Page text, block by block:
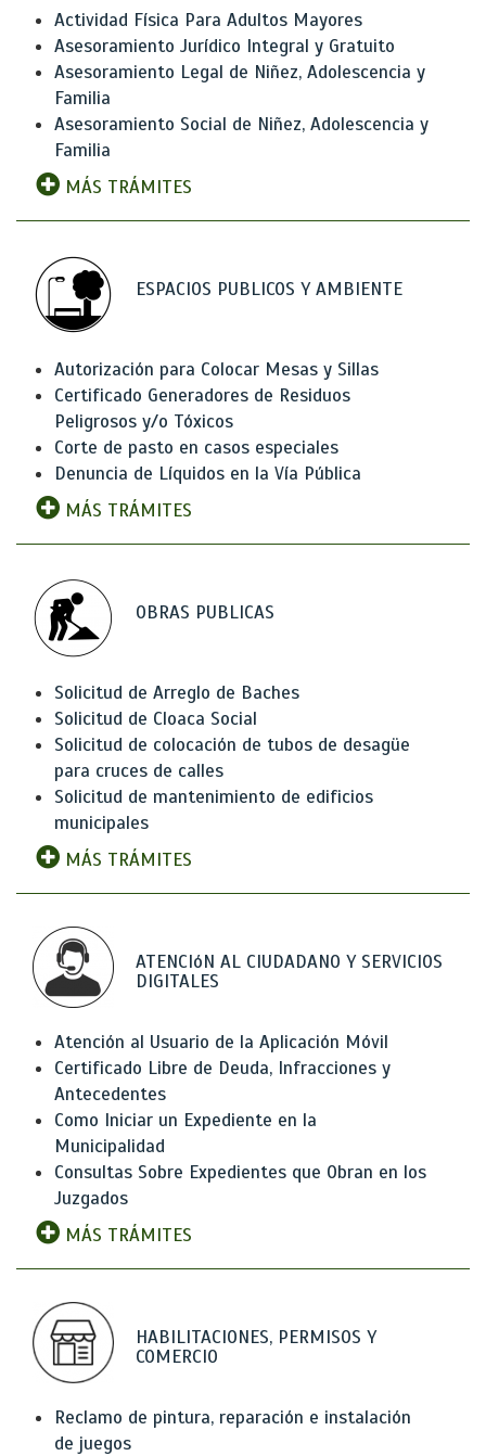
Actividad Física Para Adultos Mayores
Asesoramiento Jurídico Integral y Gratuito
Asesoramiento Legal de Niñez, Adolescencia y
Familia
Asesoramiento Social de Niñez, Adolescencia y
Familia
MÁS TRÁMITES
ESPACIOS PUBLICOS Y AMBIENTE
Autorización para Colocar Mesas y Sillas
Certificado Generadores de Residuos
Peligrosos y/o Tóxicos
Corte de pasto en casos especiales
Denuncia de Líquidos en la Vía Pública
MÁS TRÁMITES
OBRAS PUBLICAS
Solicitud de Arreglo de Baches
Solicitud de Cloaca Social
Solicitud de colocación de tubos de desagüe
para cruces de calles
Solicitud de mantenimiento de edificios
municipales
MÁS TRÁMITES
ATENCIóN AL CIUDADANO Y SERVICIOS
DIGITALES
Atención al Usuario de la Aplicación Móvil
Certificado Libre de Deuda, Infracciones y
Antecedentes
Como Iniciar un Expediente en la
Municipalidad
Consultas Sobre Expedientes que Obran en los
Juzgados
MÁS TRÁMITES
HABILITACIONES, PERMISOS Y
COMERCIO
Reclamo de pintura, reparación e instalación
de juegos